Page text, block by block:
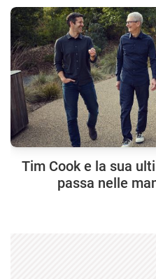
Tim Cook e la sua
passa nelle